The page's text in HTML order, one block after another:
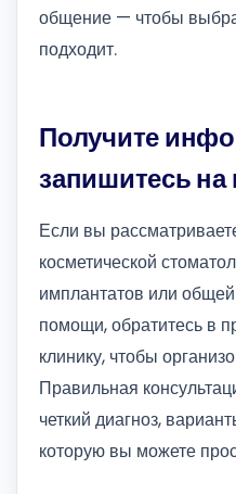
общение — чтобы
подходит.
Получите
запишитесь
Если вы
косметической
имплантатов или
помощи, обратитесь в
клинику, чтобы
Правильная
четкий диагноз,
которую вы можете